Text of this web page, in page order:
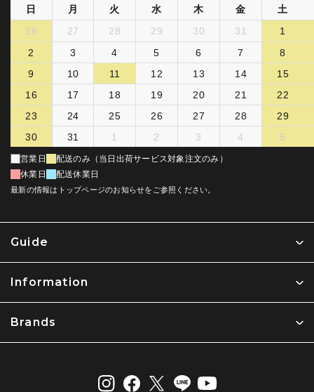
Guide
Information
Brands
日 月 火 水 木 金
土
26
27 28 29 30 31
1
2
3 4 5 6 7
8
9
10 11 12 13 14
15
16
17 18 19 20 21
22
23
24 25 26 27 28
29
30
31 1 2 3 4 5
営業日
配送のみ（当日出荷サービス対象注文のみ）
休業日
配送休業日
最新の情報はトップページのお知らせをご参照ください。